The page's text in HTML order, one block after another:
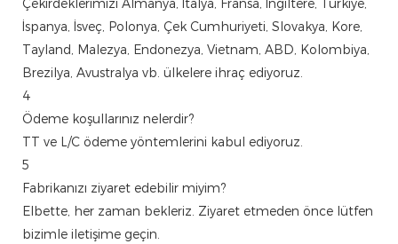
Çekirdeklerimizi Almanya, İtalya, Fransa, İngiltere, Türkiye,
İspanya, İsveç, Polonya, Çek Cumhuriyeti, Slovakya, Kore,
Tayland, Malezya, Endonezya, Vietnam, ABD, Kolombiya,
Brezilya, Avustralya vb. ülkelere ihraç ediyoruz.
4
Ödeme koşullarınız nelerdir?
TT ve L/C ödeme yöntemlerini kabul ediyoruz.
5
Fabrikanızı ziyaret edebilir miyim?
Elbette, her zaman bekleriz. Ziyaret etmeden önce lütfen
bizimle iletişime geçin.